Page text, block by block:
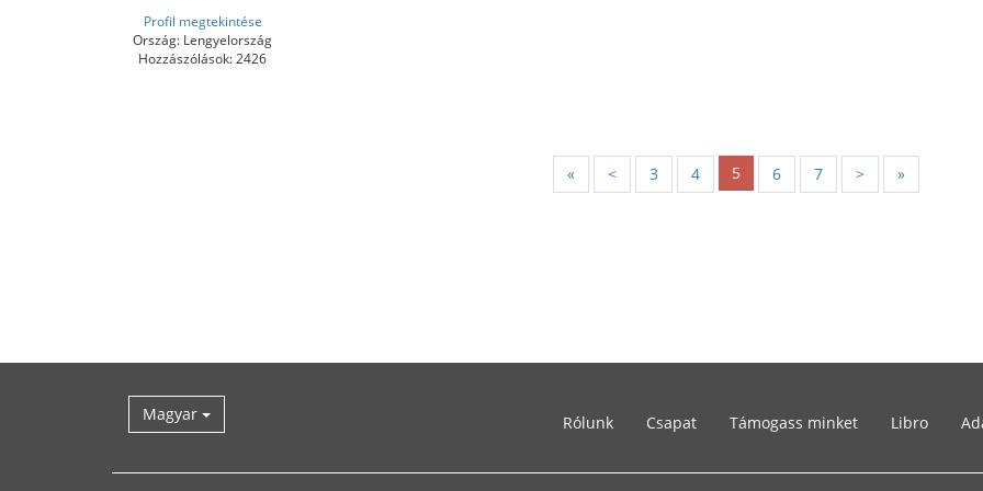
Profil megtekintése
Ország: Lengyelország
Hozzászólások: 2426
« < 3 4 5 6 7 > »
Magyar Rólunk Csapat Támogass minket Libro